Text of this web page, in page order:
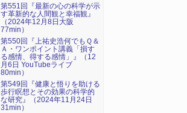
第551回『最新の心の科学が示
す革新的な人間観と幸福観』
（2024年12月8日大阪
77min）
第550回『上祐史浩何でもＱ＆
Ａ・ワンポイント講義「損す
る感情、得する感情」』（12
月6日 YouTubeライブ
80min）
第549回『健康と悟りを助ける
歩行瞑想とその効果の科学的
な研究』（2024年11月24日
31min）